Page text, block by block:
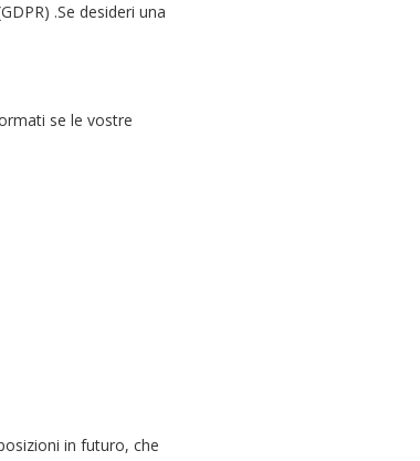
.Se desideri una
se le vostre
in futuro, che